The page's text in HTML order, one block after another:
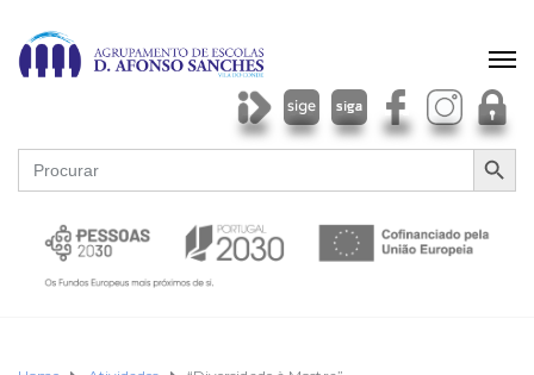
Search
for:
SEARCH